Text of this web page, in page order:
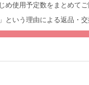
め使用予定数をまとめて
という理由による返品・